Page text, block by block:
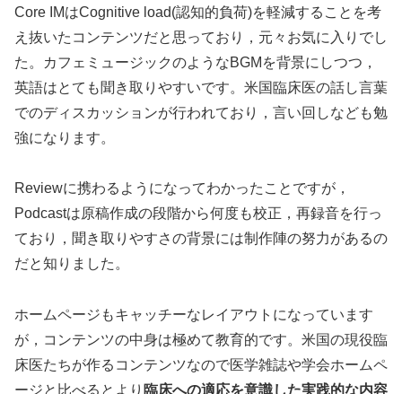
Core IMはCognitive load(認知的負荷)を軽減することを考
え抜いたコンテンツだと思っており，元々お気に入りでし
た。カフェミュージックのようなBGMを背景にしつつ，
英語はとても聞き取りやすいです。米国臨床医の話し言葉
でのディスカッションが行われており，言い回しなども勉
強になります。
Reviewに携わるようになってわかったことですが，
Podcastは原稿作成の段階から何度も校正，再録音を行っ
ており，聞き取りやすさの背景には制作陣の努力があるの
だと知りました。
ホームページもキャッチーなレイアウトになっています
が，コンテンツの中身は極めて教育的です。米国の現役臨
床医たちが作るコンテンツなので医学雑誌や学会ホームペ
ージと比べるとより 臨床への適応を意識した実践的な内容